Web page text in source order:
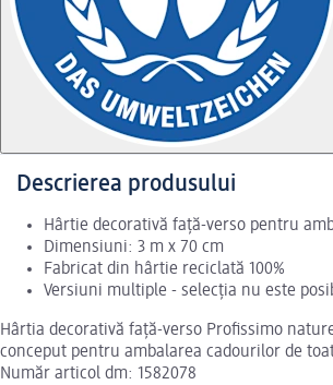
Descrierea produsului
Hârtie decorativă față-verso pentru
Dimensiuni: 3 m x 70 cm
Fabricat din hârtie reciclată 100%
Versiuni multiple - selecția nu este
Hârtia decorativă față-verso Profissimo
conceput pentru ambalarea cadourilor de
Număr articol dm: 1582078